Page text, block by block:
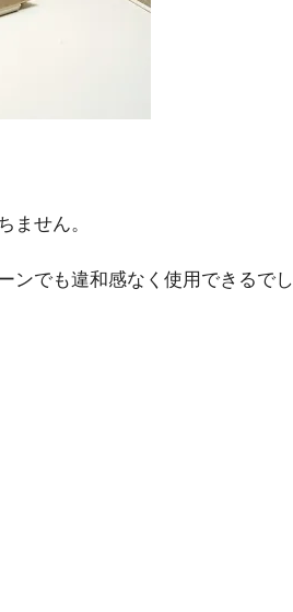
ません。
ンでも違和感なく使用できるでし